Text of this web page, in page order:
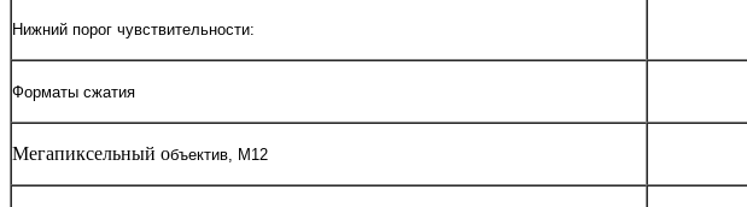
Нижний порог чувствительности:
Форматы сжатия
Мегапиксельный объектив, М12